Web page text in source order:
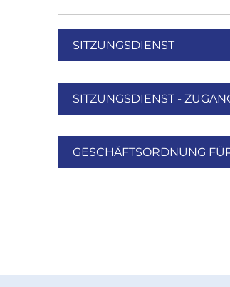
SITZUNGSDIENST
SITZUNGSDIENST -
GESCHÄFTSORDNUNG